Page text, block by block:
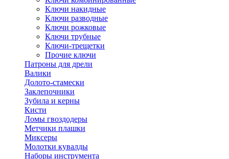
Ключи накидные
Ключи разводные
Ключи рожковые
Ключи трубные
Ключи-трещетки
Прочие ключи
Патроны для дрели
Валики
Долото-стамески
Заклепочники
Зубила и керны
Кисти
Ломы гвоздодеры
Метчики плашки
Миксеры
Молотки кувалды
Наборы инструмента